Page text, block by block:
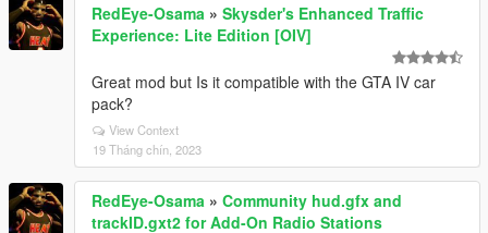
RedEye-Osama » Skysder's Enhanced Traffic
Experience: Lite Edition [OIV]
Great mod but Is it compatible with the GTA IV car
pack?
View Context
19 Tháng chín, 2023
RedEye-Osama » Community hud.gfx and
trackID.gxt2 for Add-On Radio Stations